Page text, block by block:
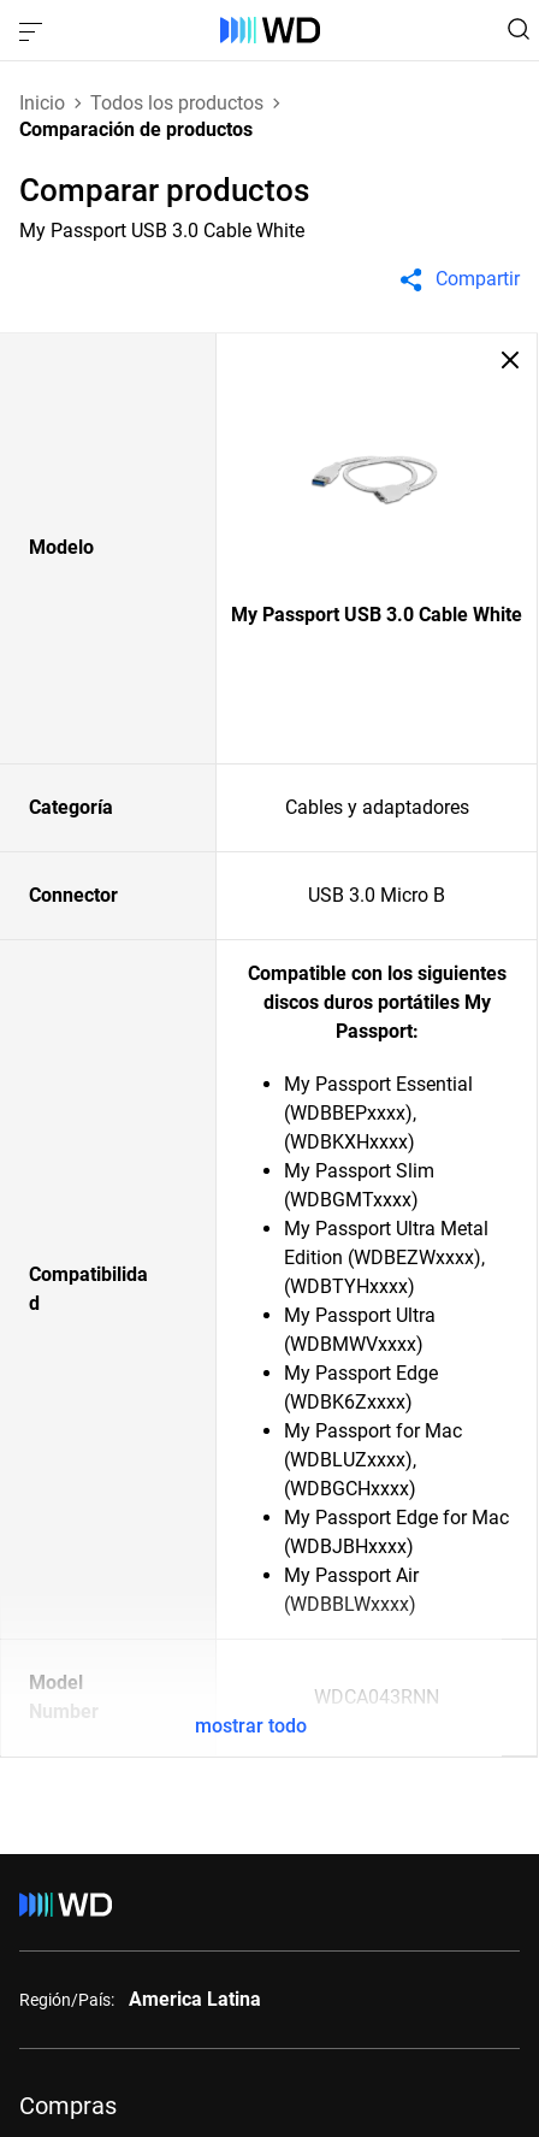
Inicio
Todos los productos
Comparación de productos
Comparar productos
My Passport USB 3.0 Cable White
Compartir
Modelo
My Passport USB 3.0 Cable White
Categoría Cables y adaptadores
Connector USB 3.0 Micro B
Compatibilida
d
Compatible con los siguientes
discos duros portátiles My
Passport:
My Passport Essential
(WDBBEPxxxx),
(WDBKXHxxxx)
My Passport Slim
(WDBGMTxxxx)
My Passport Ultra Metal
Edition (WDBEZWxxxx),
(WDBTYHxxxx)
My Passport Ultra
(WDBMWVxxxx)
My Passport Edge
(WDBK6Zxxxx)
My Passport for Mac
(WDBLUZxxxx),
(WDBGCHxxxx)
My Passport Edge for Mac
(WDBJBHxxxx)
My Passport Air
(WDBBLWxxxx)
Model
Number
WDCA043RNN
mostrar todo
Región/País: America Latina
Compras